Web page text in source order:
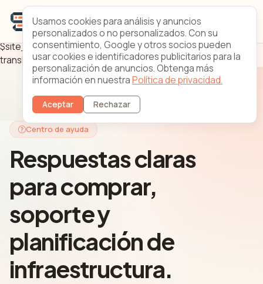
$site_title = translate('meta.title.faq'); $site_desc =
translate('meta.desc.faq'); ?>
Centro de ayuda
Respuestas claras
para comprar,
soporte y
planificación de
infraestructura.
Usamos cookies para análisis y anuncios
personalizados o no personalizados. Con su
consentimiento, Google y otros socios pueden
usar cookies e identificadores publicitarios para la
personalización de anuncios. Obtenga más
información en nuestraPolítica de privacidad.
Aceptar Rechazar